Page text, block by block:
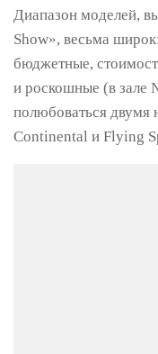
Диапазон моделей,
Show», весьма
бюджетные,
и роскошные (в
полюбоваться
Continental и Flying